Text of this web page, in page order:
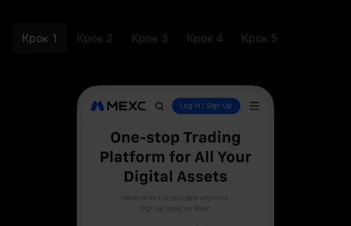
Крок 1 Крок 2 Крок 3 Крок 4 Крок 5